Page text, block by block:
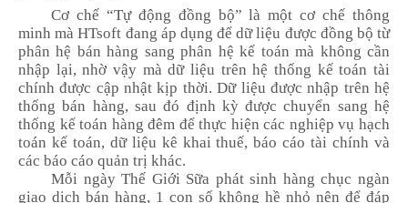
Cơ chế “Tự động đồng bộ” là một cơ chế thông
minh mà HTsoft đang áp dụng để dữ liệu được đồng bộ từ
phân hệ bán hàng sang phân hệ kế toán mà không cần
nhập lại, nhờ vậy mà dữ liệu trên hệ thống kế toán tài
chính được cập nhậtkịp thời. Dữ liệu được nhập trên hệ
thống bán hàng, sau đó định kỳ được chuyển sang hệ
thống kế toán hàng đêm để thực hiện các nghiệp vụ hạch
toán kế toán, dữ liệu kê khai thuế, báo cáo tài chính và
các báo cáo quản trị khác.
Mỗi ngày Thế Giới Sữa phát sinh hàng chục ngàn
giao dịch bán hàng, 1 con số không hề nhỏ nên để đáp